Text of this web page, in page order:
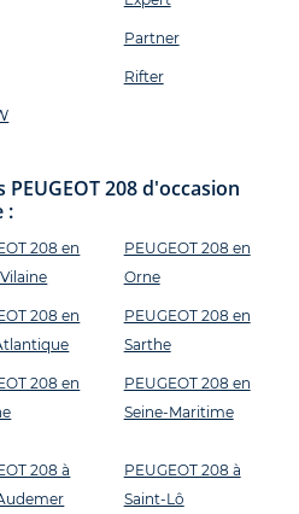
Partner
Rifter
208 d'occasion
:
208 en
208 en
208 en
PEUGEOT 208 en
Orne
PEUGEOT 208 en
Sarthe
PEUGEOT 208 en
Seine-Maritime
208 à
PEUGEOT 208 à
Saint-Lô